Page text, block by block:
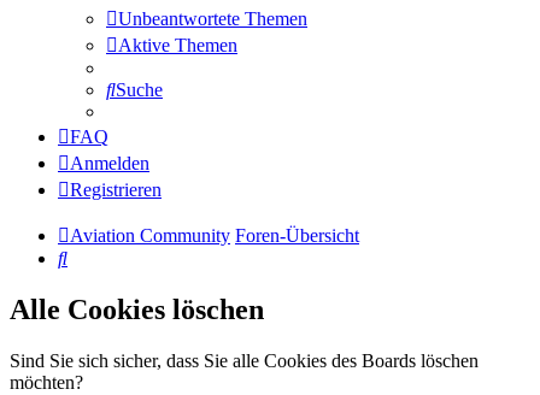
Unbeantwortete Themen
Aktive Themen
Suche
FAQ
Anmelden
Registrieren
Aviation Community Foren-Übersicht
Suche
Alle Cookies löschen
Sind Sie sich sicher, dass Sie alle Cookies des Boards löschen
möchten?